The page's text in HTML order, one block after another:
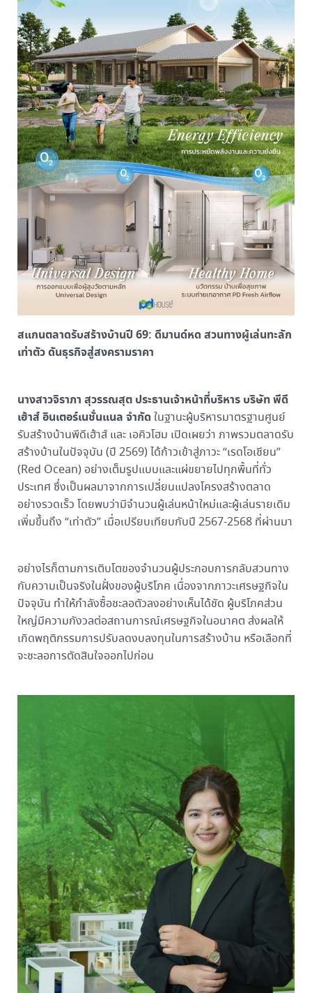
สแกนตลาดรับสร้างบ้านปี 69: ดีมานด์หด สวนทางผู้เล่นทะลัก
เท่าตัว ดันธุรกิจสู่สงครามราคา
นางสาวจิราภา สุวรรณสุต ประธานเจ้าหน้าที่บริหาร บริษัท พีดี
เฮ้าส์ อินเตอร์เนชั่นแนล จำกัด ในฐานะผู้บริหารมาตรฐานศูนย์
รับสร้างบ้านพีดีเฮ้าส์ และ เอคิวโฮม เปิดเผยว่า ภาพรวมตลาดรับ
สร้างบ้านในปัจจุบัน (ปี 2569) ได้ก้าวเข้าสู่ภาวะ “เรดโอเชียน”
(Red Ocean) อย่างเต็มรูปแบบและแผ่ขยายไปทุกพื้นที่ทั่ว
ประเทศ ซึ่งเป็นผลมาจากการเปลี่ยนแปลงโครงสร้างตลาด
อย่างรวดเร็ว โดยพบว่ามีจำนวนผู้เล่นหน้าใหม่และผู้เล่นรายเดิม
เพิ่มขึ้นถึง “เท่าตัว” เมื่อเปรียบเทียบกับปี 2567-2568 ที่ผ่านมา
อย่างไรก็ตามการเติบโตของจำนวนผู้ประกอบการกลับสวนทาง
กับความเป็นจริงในฝั่งของผู้บริโภค เนื่องจากภาวะเศรษฐกิจใน
ปัจจุบัน ทำให้กำลังซื้อชะลอตัวลงอย่างเห็นได้ชัด ผู้บริโภคส่วน
ใหญ่มีความกังวลต่อสถานการณ์เศรษฐกิจในอนาคต ส่งผลให้
เกิดพฤติกรรมการปรับลดงบลงทุนในการสร้างบ้าน หรือเลือกที่
จะชะลอการตัดสินใจออกไปก่อน